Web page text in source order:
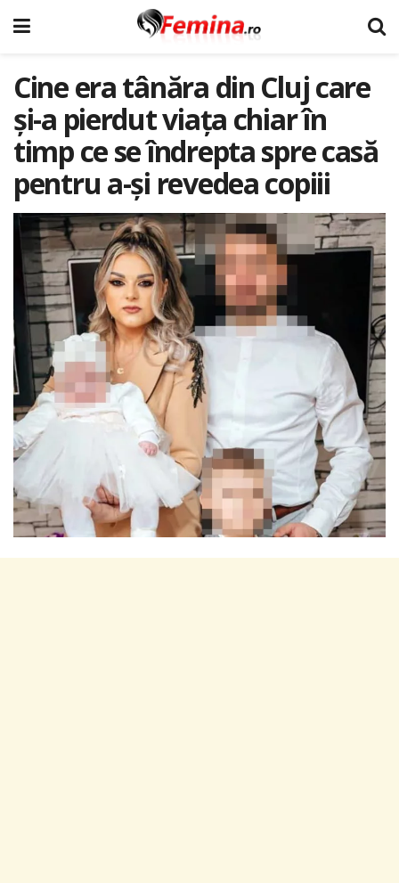
Cine era tânăra din Cluj care
și-a pierdut viața chiar în
timp ce se îndrepta spre casă
pentru a-și revedea copiii